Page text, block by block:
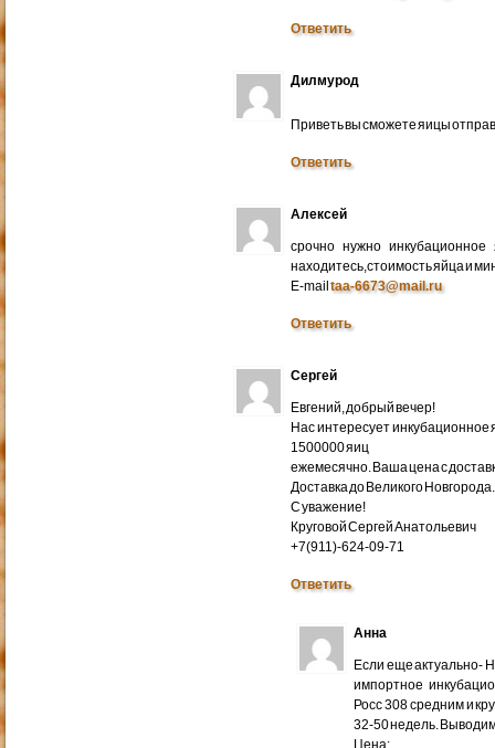
Ответить
Дилмурод
Приветь вы сможете яицы
Ответить
Алексей
срочно нужно
находитесь,стоимость яйца и
E-mailtaa-6673@mail.ru
Ответить
Сергей
Евгений, добрый вечер!
Нас интересует инкубационное
1500000 яиц
ежемесячно. Ваша цена с
Доставка до Великого Новгорода.
С уважение!
Круговой Сергей Анатольевич
+7(911)-624-09-71
Ответить
Анна
Если еще актуально-
импортное
Росс 308 средним и
32-50 недель.
Цена: